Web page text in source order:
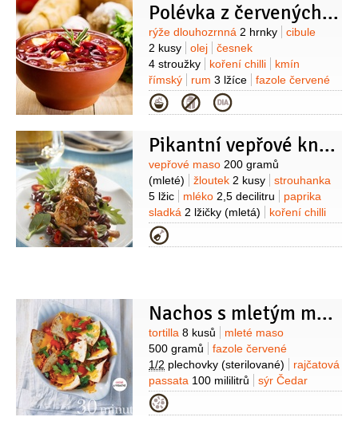
Polévka z červených fazolí a rumu
Suroviny
rýže dlouhozrnná 2 hrnky
cibule
2 kusy
olej
česnek
4 stroužky
koření chilli
kmín
římský
rum 3 lžíce
fazole červené
1 konzerva
vývar masový
500 mililitrů
Kategorie
Pikantní vepřové knedlíčky s fazolovým salátem
Suroviny
vepřové maso 200 gramů
(mleté)
žloutek 2 kusy
strouhanka
5 lžic
mléko 2,5 decilitru
paprika
sladká 2 lžičky (mletá)
koření chilli
1 špetka
(mletý)
sůl olej(na opečení)
Na
50 gramů
vývar drůbeží
1/2decilitru
paprička chilli červená
1 kus
paprika sladká1 lžička
(mletá)
cukr1 špetka ocet
černý(mletý)
Kategorie
Nachos s mletým masem
Suroviny
tortilla 8 kusů
mleté maso
500 gramů
fazole červené
1/2 plechovky (sterilované)
rajčatová
passata 100 mililitrů
sýr Čedar
200 gramů
jarní1 svazek
česnek
Kategorie